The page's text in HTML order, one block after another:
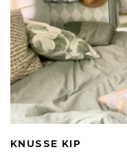
KNUSSE KIP